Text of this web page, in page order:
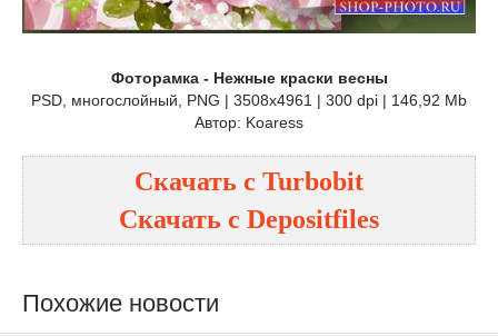
Фоторамка - Нежные краски весны
PSD, многослойный, PNG | 3508x4961 | 300 dpi | 146,92 Mb
Автор: Koaress
Скачать с Turbobit
Скачать с Depositfiles
Похожие новости